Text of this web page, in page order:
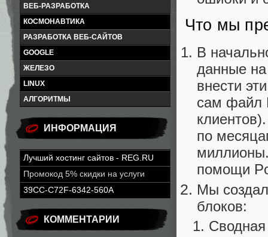
ВЕБ-РАЗРАБОТКА
КОСМОНАВТИКА
РАЗРАБОТКА ВЕБ-САЙТОВ
GOOGLE
ЖЕЛЕЗО
LINUX
АЛГОРИТМЫ
ИНФОРМАЦИЯ
Лучший хостинг сайтов - REG.RU
Промокод 5% скидки на услуги
39CC-C72F-6342-560A
КОММЕНТАРИИ
Что мы
В
данные
внести
сам файл
по
помощи
Мы
блоков: